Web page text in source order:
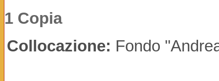
1 Copia
Collocazione: Fondo